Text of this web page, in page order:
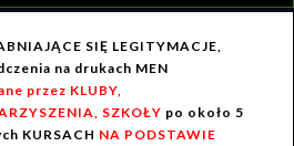
SIĘ LEGITYMACJE,
na drukach MEN
przez KLUBY,
SZKOŁY po około 5
KURSACH NA PODSTAWIE